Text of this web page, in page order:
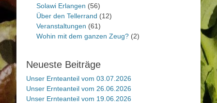
Solawi Erlangen (56)
Über den Tellerrand (12)
Veranstaltungen (61)
Wohin mit dem ganzen Zeug? (2)
Neueste Beiträge
Unser Ernteanteil vom 03.07.2026
Unser Ernteanteil vom 26.06.2026
Unser Ernteanteil vom 19.06.2026